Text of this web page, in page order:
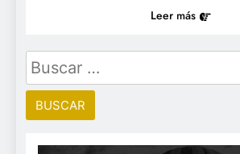
Leer más
Buscar: